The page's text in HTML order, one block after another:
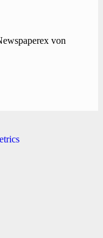
von